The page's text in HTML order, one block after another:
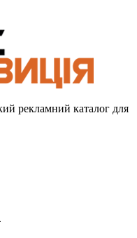
рекламний каталог для